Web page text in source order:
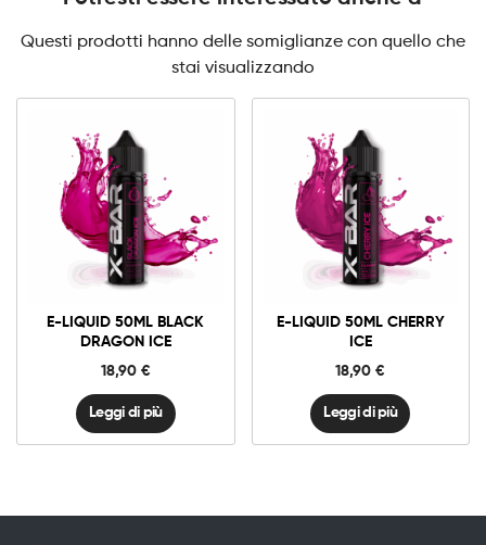
Questi prodotti hanno delle somiglianze con quello che
stai visualizzando
E-LIQUID 50ML BLACK
DRAGON ICE
18,90 €
Leggi di più
E-LIQUID 50ML CHERRY
ICE
18,90€
Leggi di più